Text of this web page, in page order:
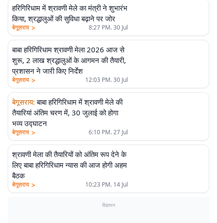
हरिगिरिधाम में श्रावणी मेले का मंत्री ने शुभारंभ
किया, श्रद्धालुओं की सुविधा बढ़ाने पर जोर
बेगूसराय > 8:27 PM. 30 Jul
बाबा हरिगिरिधाम श्रावणी मेला 2026 आज से
शुरू, 2 लाख श्रद्धालुओं के आगमन की तैयारी,
प्रशासन ने जारी किए निर्देश
बेगूसराय > 12:03 PM. 30 Jul
बेगूसराय: बाबा हरिगिरिधाम में श्रावणी मेले की
तैयारियां अंतिम चरण में, 30 जुलाई को होगा
भव्य उद्घाटन
बेगूसराय > 6:10 PM. 27 Jul
श्रावणी मेला की तैयारियों को अंतिम रूप देने के
लिए बाबा हरिगिरिधाम न्यास की आज होगी अहम
बैठक
बेगूसराय > 10:23 PM. 14 Jul
विज्ञापन